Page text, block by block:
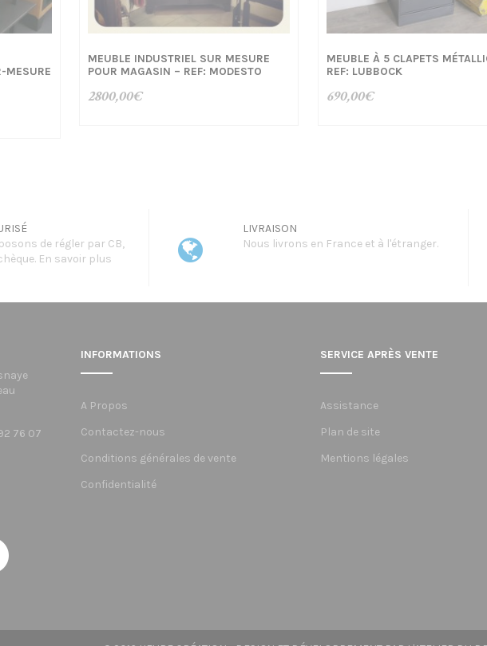
MESURE
MEUBLE INDUSTRIEL SUR MESURE
POUR MAGASIN – REF: MODESTO
2800,00€
MEUBLE À 5 CLAPETS
REF: LUBBOCK
690,00€
de régler par CB,
En savoir plus
LIVRAISON
Nous livrons en France et à l'étranger.
76 07
INFORMATIONS
A Propos
Contactez-nous
Conditions générales de vente
Confidentialité
SERVICE APRÈS VENTE
Assistance
Plan de site
Mentions légales